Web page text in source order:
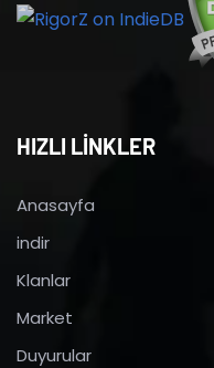
HIZLI LİNKLER
Anasayfa
indir
Klanlar
Market
Duyurular